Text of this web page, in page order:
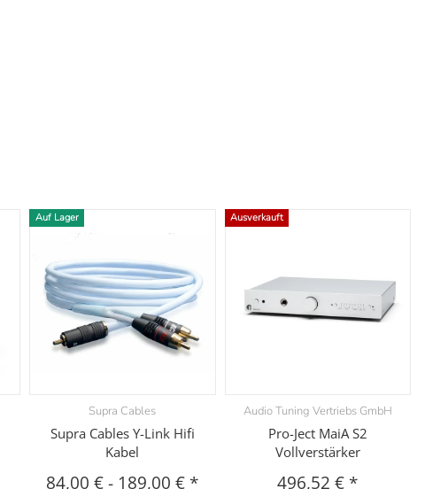
Auf Lager
Supra Cables
Supra Cables Y-Link Hifi
Kabel
84,00 €- 189,00 € *
Ausverkauft
Audio Tuning Vertriebs GmbH
Pro-Ject MaiA S2
Vollverstärker
496,52 € *